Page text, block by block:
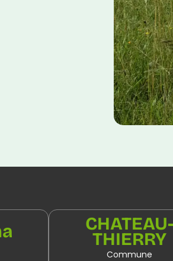
CHATEAU-
THIERRY
Commune